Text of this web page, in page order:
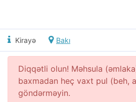
Kirayə Bakı
Diqqətli olun! Məhsula
baxmadan heç vaxt pul (beh,
göndərməyin.